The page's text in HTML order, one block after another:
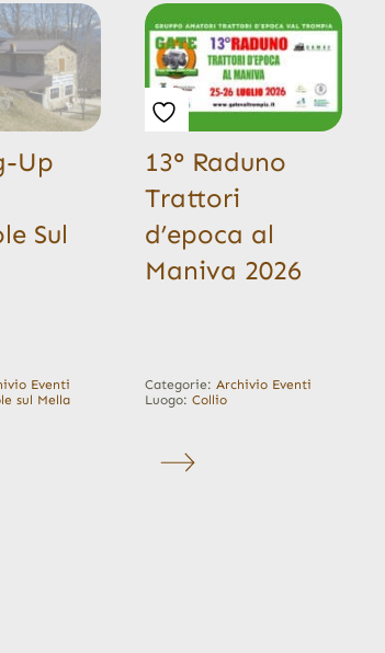
Up
Sul
Eventi
sul Mella
13° Raduno
Trattori
d’epoca al
Maniva 2026
Categorie: Archivio Eventi
Luogo: Collio